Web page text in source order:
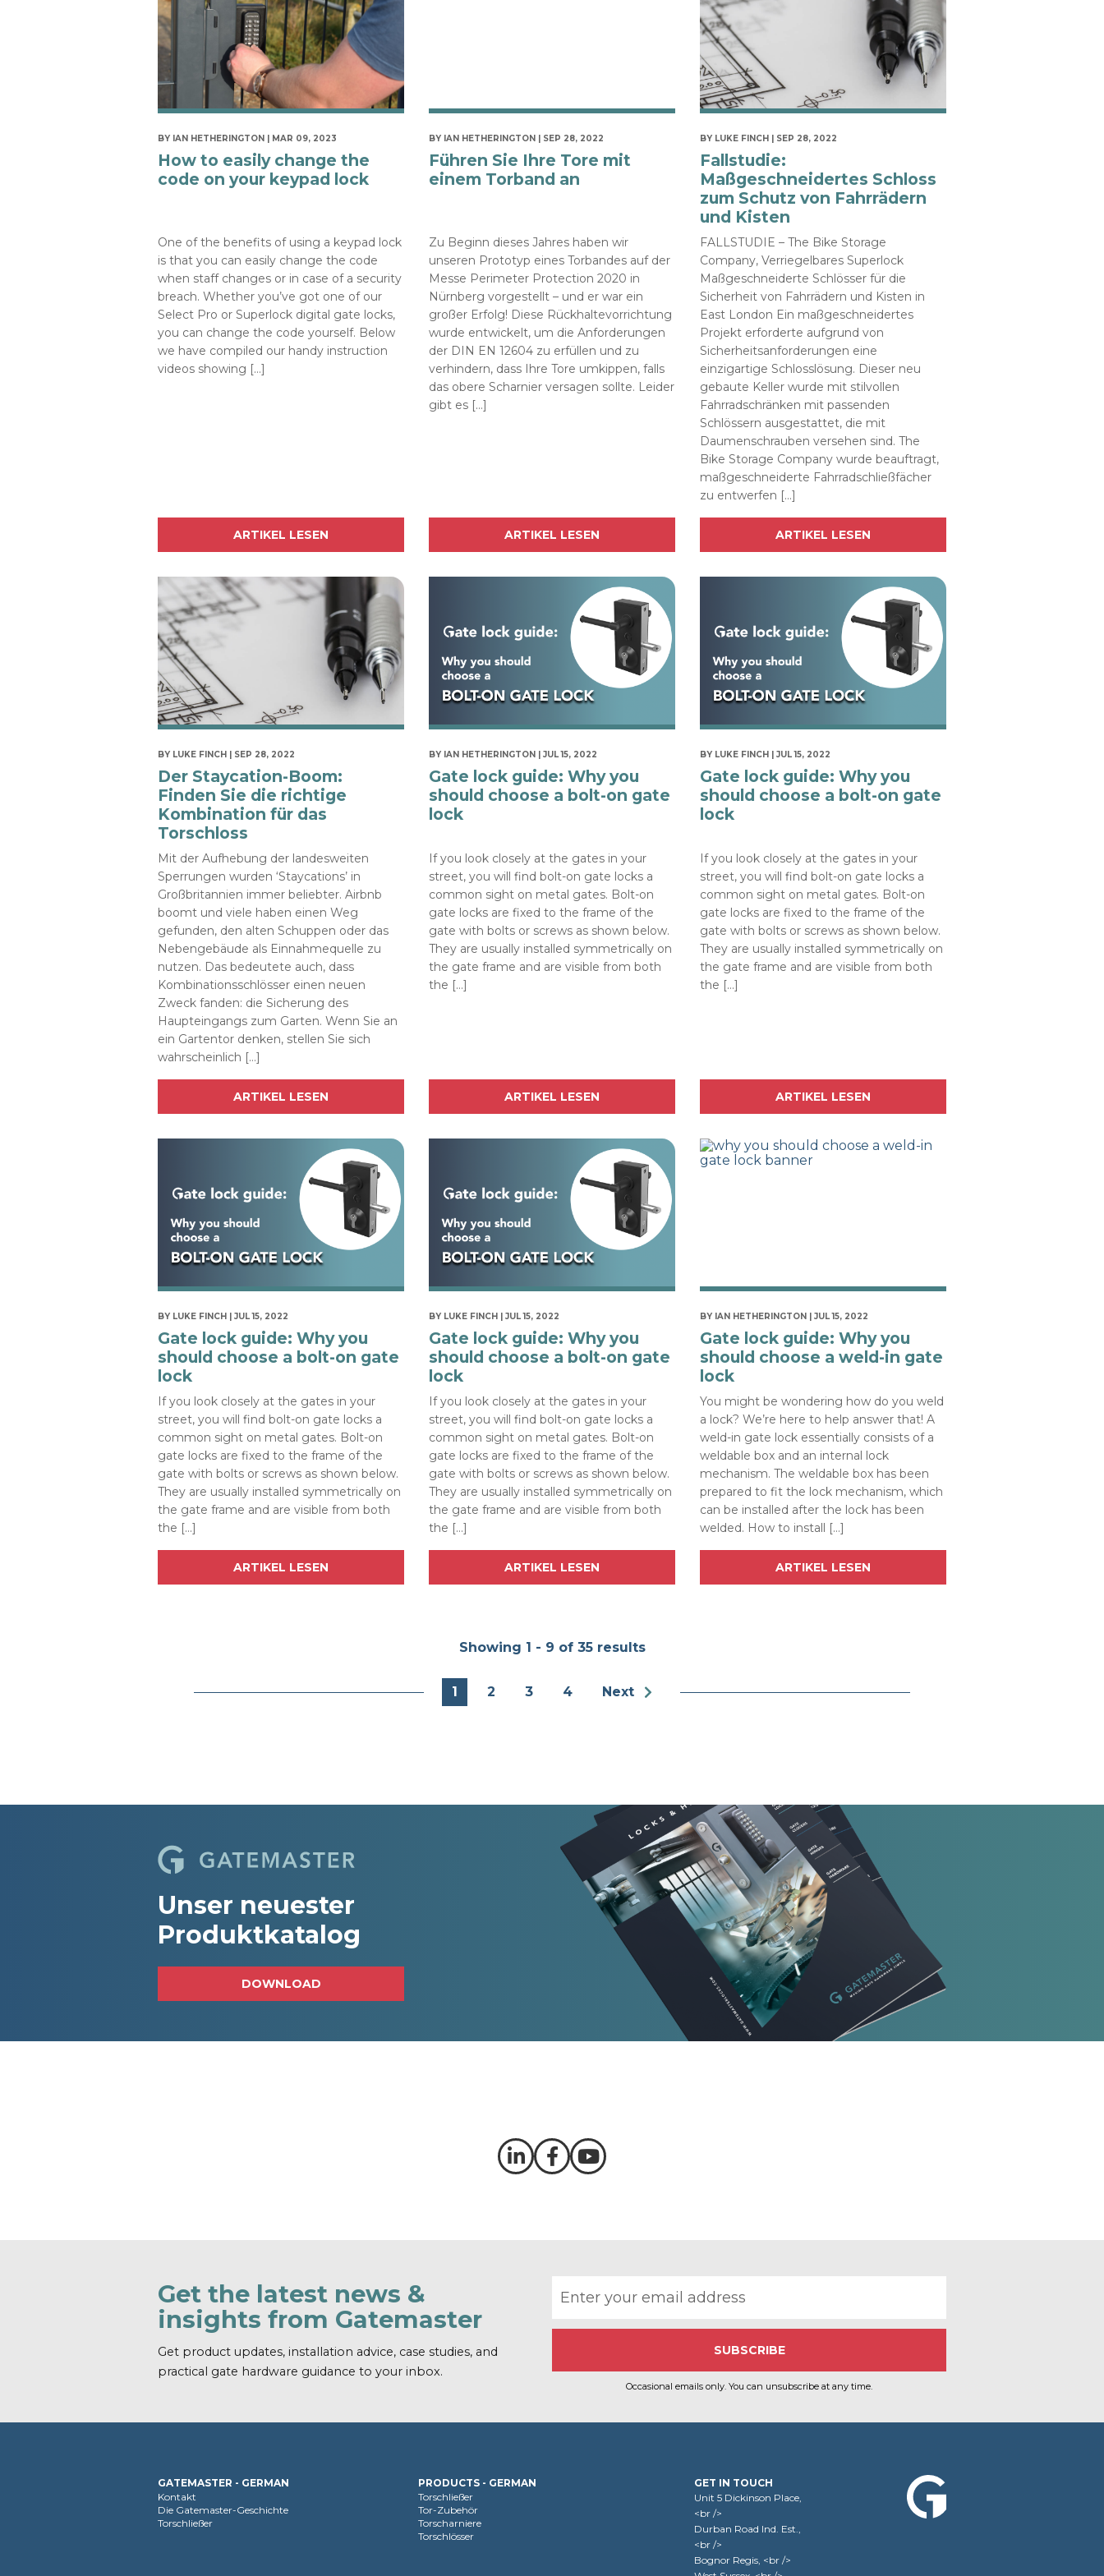
BY IAN HETHERINGTON | MAR 09, 2023
How to easily change the
code on your keypad lock
One of the benefits of using a keypad lock
is that you can easily change the code
when staff changes or in case of a security
breach. Whether you’ve got one of our
Select Pro or Superlock digital gate locks,
you can change the code yourself. Below
we have compiled our handy instruction
videos showing […]
ARTIKEL LESEN
BY IAN HETHERINGTON | SEP 28, 2022
Führen Sie Ihre Tore mit
einem Torband an
Zu Beginn dieses Jahres haben wir
unseren Prototyp eines Torbandes auf der
Messe Perimeter Protection 2020 in
Nürnberg vorgestellt – und er war ein
großer Erfolg! Diese Rückhaltevorrichtung
wurde entwickelt, um die Anforderungen
der DIN EN 12604 zu erfüllen und zu
verhindern, dass Ihre Tore umkippen, falls
das obere Scharnier versagen sollte. Leider
gibt es […]
ARTIKEL LESEN
BY LUKE FINCH | SEP 28, 2022
Fallstudie:
Maßgeschneidertes Schloss
zum Schutz von Fahrrädern
und Kisten
FALLSTUDIE – The Bike Storage
Company, Verriegelbares Superlock
Maßgeschneiderte Schlösser für die
Sicherheit von Fahrrädern und Kisten in
East London Ein maßgeschneidertes
Projekt erforderte aufgrund von
Sicherheitsanforderungen eine
einzigartige Schlosslösung. Dieser neu
gebaute Keller wurde mit stilvollen
Fahrradschränken mit passenden
Schlössern ausgestattet, die mit
Daumenschrauben versehen sind. The
Bike Storage Company wurde beauftragt,
maßgeschneiderte Fahrradschließfächer
zu entwerfen […]
ARTIKEL LESEN
BY LUKE FINCH | SEP 28, 2022
Der Staycation-Boom:
Finden Sie die richtige
Kombination für das
Torschloss
Mit der Aufhebung der landesweiten
Sperrungen wurden ‘Staycations’ in
Großbritannien immer beliebter. Airbnb
boomt und viele haben einen Weg
gefunden, den alten Schuppen oder das
Nebengebäude als Einnahmequelle zu
nutzen. Das bedeutete auch, dass
Kombinationsschlösser einen neuen
Zweck fanden: die Sicherung des
Haupteingangs zum Garten. Wenn Sie an
ein Gartentor denken, stellen Sie sich
wahrscheinlich […]
ARTIKEL LESEN
BY IAN HETHERINGTON | JUL 15, 2022
Gate lock guide: Why you
should choose a bolt-on gate
lock
If you look closely at the gates in your
street, you will find bolt-on gate locks a
common sight on metal gates. Bolt-on
gate locks are fixed to the frame of the
gate with bolts or screws as shown below.
They are usually installed symmetrically on
the gate frame and are visible from both
the […]
ARTIKEL LESEN
BY LUKE FINCH | JUL 15, 2022
Gate lock guide: Why you
should choose a bolt-on gate
lock
If you look closely at the gates in your
street, you will find bolt-on gate locks a
common sight on metal gates. Bolt-on
gate locks are fixed to the frame of the
gate with bolts or screws as shown below.
They are usually installed symmetrically on
the gate frame and are visible from both
the […]
ARTIKEL LESEN
BY LUKE FINCH | JUL 15, 2022
Gate lock guide: Why you
should choose a bolt-on gate
lock
If you look closely at the gates in your
street, you will find bolt-on gate locks a
common sight on metal gates. Bolt-on
gate locks are fixed to the frame of the
gate with bolts or screws as shown below.
They are usually installed symmetrically on
the gate frame and are visible from both
the […]
ARTIKEL LESEN
BY LUKE FINCH | JUL 15, 2022
Gate lock guide: Why you
should choose a bolt-on gate
lock
If you look closely at the gates in your
street, you will find bolt-on gate locks a
common sight on metal gates. Bolt-on
gate locks are fixed to the frame of the
gate with bolts or screws as shown below.
They are usually installed symmetrically on
the gate frame and are visible from both
the […]
ARTIKEL LESEN
BY IAN HETHERINGTON | JUL 15, 2022
Gate lock guide: Why you
should choose a weld-in gate
lock
You might be wondering how do you weld
a lock? We’re here to help answer that! A
weld-in gate lock essentially consists of a
weldable box and an internal lock
mechanism. The weldable box has been
prepared to fit the lock mechanism, which
can be installed after the lock has been
welded. How to install […]
ARTIKEL LESEN
Showing 1 - 9 of 35 results
1 2 3 4 Next
Unser neuester
Produktkatalog
DOWNLOAD
Get the latest news &
insights from Gatemaster
Get product updates, installation advice, case studies, and
practical gate hardware guidance to your inbox.
Occasional emails only. You can unsubscribe at any time.
GATEMASTER - GERMAN
Kontakt
Die Gatemaster-Geschichte
Torschließer
PRODUCTS - GERMAN
Torschließer
Tor-Zubehör
Torscharniere
Torschlösser
GET IN TOUCH
Unit 5 Dickinson Place,
<br />
Durban Road Ind. Est.,
<br />
Bognor Regis, <br />